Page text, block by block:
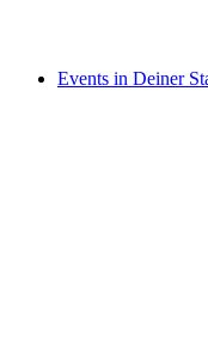
Events in Deiner